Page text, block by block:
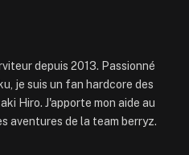
depuis 2013. Passionné
je suis un fan hardcore des
Hiro. J'apporte mon aide au
aventures de la team berryz.